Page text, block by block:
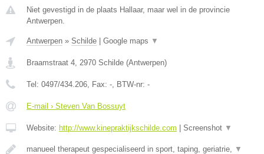
Niet gevestigd in de plaats Hallaar, maar wel in de provincie
Antwerpen.
Antwerpen » Schilde Google maps ▼
Braamstraat 4 2970 Schilde (Antwerpen)
Tel: 0497/434.206 , Fax: - , BTW-nr: -
E-mail › Steven Van Bossuyt
Website: http://www.kinepraktijkschilde.com Screenshot ▼
manueel therapeut gespecialiseerd in sport, taping, geriatrie, ▼